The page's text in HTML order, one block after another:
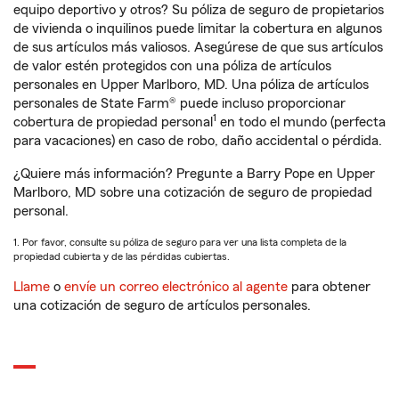
equipo deportivo y otros? Su póliza de seguro de propietarios
de vivienda o inquilinos puede limitar la cobertura en algunos
de sus artículos más valiosos. Asegúrese de que sus artículos
de valor estén protegidos con una póliza de artículos
personales en Upper Marlboro, MD. Una póliza de artículos
personales de State Farm® puede incluso proporcionar
cobertura de propiedad personal 1 en todo el mundo (perfecta
para vacaciones) en caso de robo, daño accidental o pérdida.
¿Quiere más información? Pregunte a Barry Pope en Upper
Marlboro, MD sobre una cotización de seguro de propiedad
personal.
1. Por favor, consulte su póliza de seguro para ver una lista completa de la
propiedad cubierta y de las pérdidas cubiertas.
Llame o envíe un correo electrónico al agente para obtener
una cotización de seguro de artículos personales.